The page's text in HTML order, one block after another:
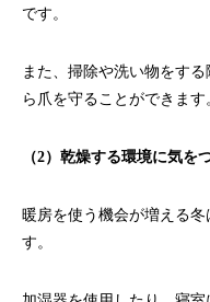
です。
また、掃除や洗い物をす
ら爪を守ることができます
（2）乾燥する環境に気を
暖房を使う機会が増える
す。